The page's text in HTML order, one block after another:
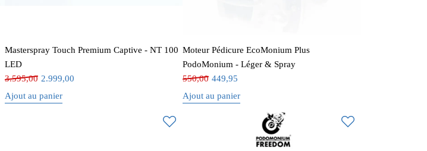
Masterspray Touch Premium Captive - NT 100
LED
3.595,00 2.999,00
Ajout au panier
Moteur Pédicure EcoMonium Plus
PodoMonium - Léger & Spray
550,00 449,95
Ajout au panier